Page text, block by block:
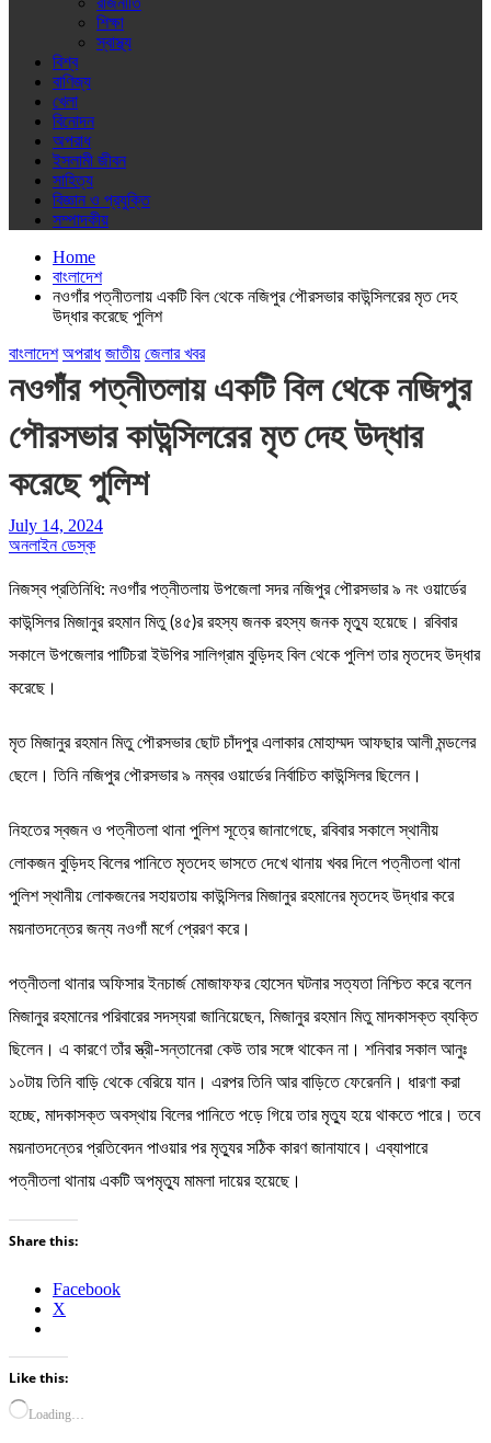
শিক্ষা
স্বাস্থ্য
বিশ্ব
বাণিজ্য
খেলা
বিনোদন
অপরাধ
ইসলামী জীবন
সাহিত্য
বিজ্ঞান ও প্রযুক্তি
সম্পাদকীয়
Home
বাংলাদেশ
নওগাঁর পত্নীতলায় একটি বিল থেকে নজিপুর পৌরসভার কাউন্সিলরের মৃত দেহ
উদ্ধার করেছে পুলিশ
বাংলাদেশ অপরাধ জাতীয় জেলার খবর
নওগাঁর পত্নীতলায় একটি বিল থেকে নজিপুর
পৌরসভার কাউন্সিলরের মৃত দেহ উদ্ধার
করেছে পুলিশ
July 14, 2024
অনলাইন ডেস্ক
নিজস্ব প্রতিনিধি: নওগাঁর পত্নীতলায় উপজেলা সদর নজিপুর পৌরসভার ৯ নং ওয়ার্ডের
কাউন্সিলর মিজানুর রহমান মিতু (৪৫)র রহস্য জনক রহস্য জনক মৃত্যু হয়েছে। রবিবার
সকালে উপজেলার পাটিচরা ইউপির সালিগ্রাম বুড়িদহ বিল থেকে পুলিশ তার মৃতদেহ উদ্ধার
করেছে।
মৃত মিজানুর রহমান মিতু পৌরসভার ছোট চাঁদপুর এলাকার মোহাম্মদ আফছার আলী মন্ডলের
ছেলে। তিনি নজিপুর পৌরসভার ৯ নম্বর ওয়ার্ডের নির্বাচিত কাউন্সিলর ছিলেন।
নিহতের স্বজন ও পত্নীতলা থানা পুলিশ সূত্রে জানাগেছে, রবিবার সকালে স্থানীয়
লোকজন বুড়িদহ বিলের পানিতে মৃতদেহ ভাসতে দেখে থানায় খবর দিলে পত্নীতলা থানা
পুলিশ স্থানীয় লোকজনের সহায়তায় কাউন্সিলর মিজানুর রহমানের মৃতদেহ উদ্ধার করে
ময়নাতদন্তের জন্য নওগাঁ মর্গে প্রেরণ করে।
পত্নীতলা থানার অফিসার ইনচার্জ মোজাফফর হোসেন ঘটনার সত্যতা নিশ্চিত করে বলেন
মিজানুর রহমানের পরিবারের সদস্যরা জানিয়েছেন, মিজানুর রহমান মিতু মাদকাসক্ত ব্যক্তি
ছিলেন। এ কারণে তাঁর স্ত্রী-সন্তানেরা কেউ তার সঙ্গে থাকেন না। শনিবার সকাল আনুঃ
১০টায় তিনি বাড়ি থেকে বেরিয়ে যান। এরপর তিনি আর বাড়িতে ফেরেননি। ধারণা করা
হচ্ছে, মাদকাসক্ত অবস্থায় বিলের পানিতে পড়ে গিয়ে তার মৃত্যু হয়ে থাকতে পারে। তবে
ময়নাতদন্তের প্রতিবেদন পাওয়ার পর মৃত্যুর সঠিক কারণ জানাযাবে। এব্যাপারে
পত্নীতলা থানায় একটি অপমৃত্যু মামলা দায়ের হয়েছে।
Share this:
Facebook
X
Like this:
Loading…